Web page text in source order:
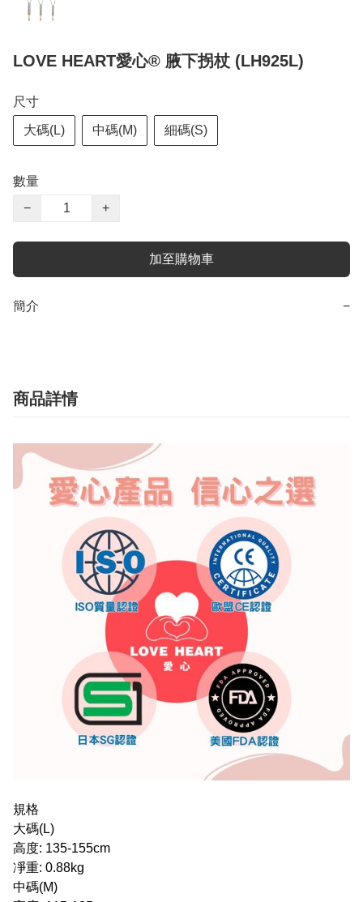
LOVE HEART愛心® 腋下拐杖 (LH925L)
尺寸
大碼(L) 中碼(M) 細碼(S)
數量
−
+
加至購物車
簡介 −
商品詳情
規格
大碼(L)
高度: 135-155cm
凈重: 0.88kg
中碼(M)